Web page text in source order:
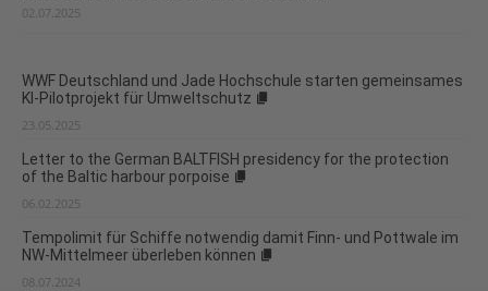
02.07.2025
WWF Deutschland und Jade Hochschule starten gemeinsames
KI-Pilotprojekt für Umweltschutz
23.05.2025
Letter to the German BALTFISH presidency for the protection
of the Baltic harbour porpoise
06.02.2025
Tempolimit für Schiffe notwendig damit Finn- und Pottwale im
NW-Mittelmeer überleben können
08.07.2024